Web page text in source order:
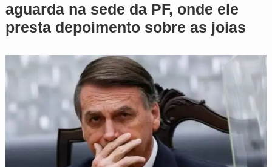
aguarda na sede da PF, onde ele
presta depoimento sobre as joias